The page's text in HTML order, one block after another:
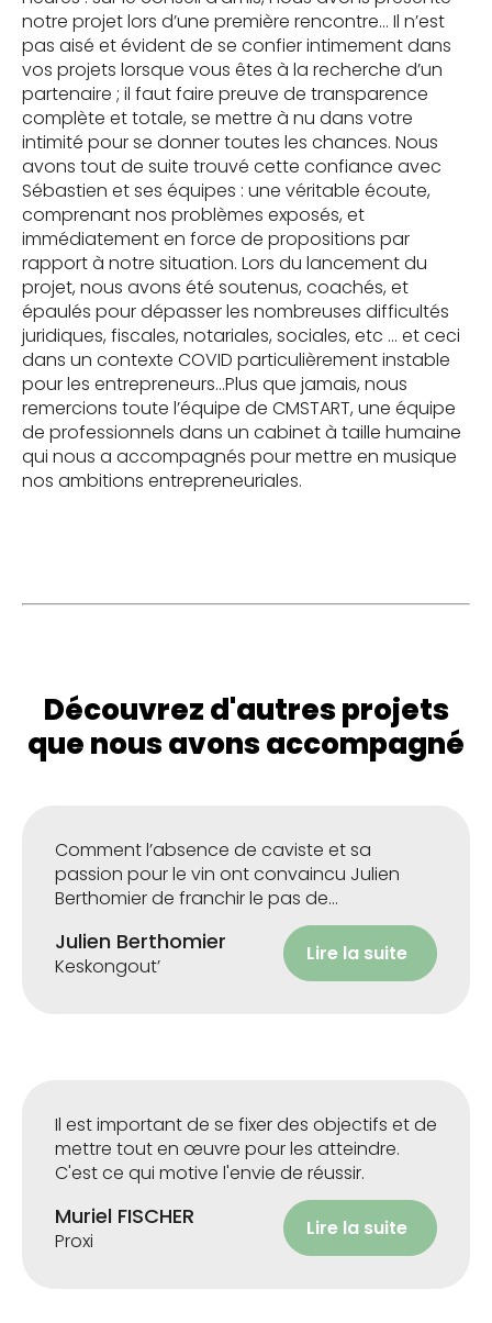
notre projet lors d’une première rencontre… Il n’est
pas aisé et évident de se confier intimement dans
vos projets lorsque vous êtes à la recherche d’un
partenaire ; il faut faire preuve de transparence
complète et totale, se mettre à nu dans votre
intimité pour se donner toutes les chances. Nous
avons tout de suite trouvé cette confiance avec
Sébastien et ses équipes : une véritable écoute,
comprenant nos problèmes exposés, et
immédiatement en force de propositions par
rapport à notre situation. Lors du lancement du
projet, nous avons été soutenus, coachés, et
épaulés pour dépasser les nombreuses difficultés
juridiques, fiscales, notariales, sociales, etc … et ceci
dans un contexte COVID particulièrement instable
pour les entrepreneurs…Plus que jamais, nous
remercions toute l’équipe de CMSTART, une équipe
de professionnels dans un cabinet à taille humaine
qui nous a accompagnés pour mettre en musique
nos ambitions entrepreneuriales.
Découvrez d'autres projets
que nous avons accompagné
Comment l’absence de caviste et sa
passion pour le vin ont convaincu Julien
Berthomier de franchir le pas de
Julien Berthomier
Keskongout’
Lire la suite
Il est important de se fixer des objectifs et de
mettre tout en œuvre pour les atteindre.
C'est ce qui motive l'envie de réussir.
Muriel FISCHER
Proxi
Lire la suite